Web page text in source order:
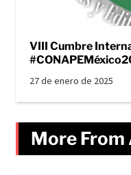
VIII Cumbre
27 de enero de 2025
More